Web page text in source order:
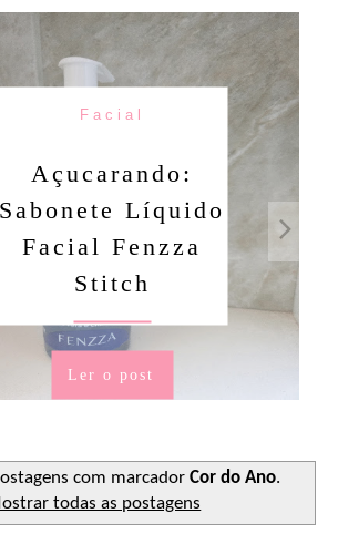
Facial
Açucarando:
Líquido
Facial Fenzza
Stitch
Ler o post
com marcador Cor do Ano.
todas as postagens